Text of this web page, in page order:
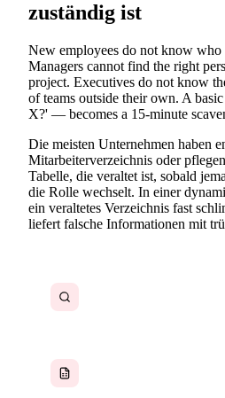
zuständig ist
New employees do not know
Managers cannot find the right
project. Executives do not know
of teams outside their own. A
X?' — becomes a 15-minute
Die meisten Unternehmen haben
Mitarbeiterverzeichnis oder
Tabelle, die veraltet ist, sobald
die Rolle wechselt. In einer
ein veraltetes Verzeichnis fast
liefert falsche Informationen mit